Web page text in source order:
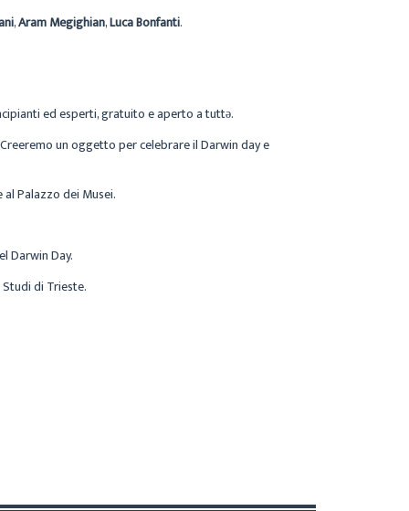
,Aram Megighian,Luca Bonfanti.
ed esperti, gratuito e aperto a tuttə.
un oggetto per celebrare il Darwin day e
Palazzo dei Musei.
Darwin Day.
di Trieste.